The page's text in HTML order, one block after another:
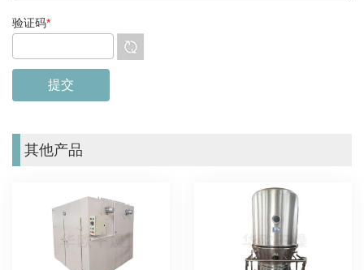
验证码*
其他产品